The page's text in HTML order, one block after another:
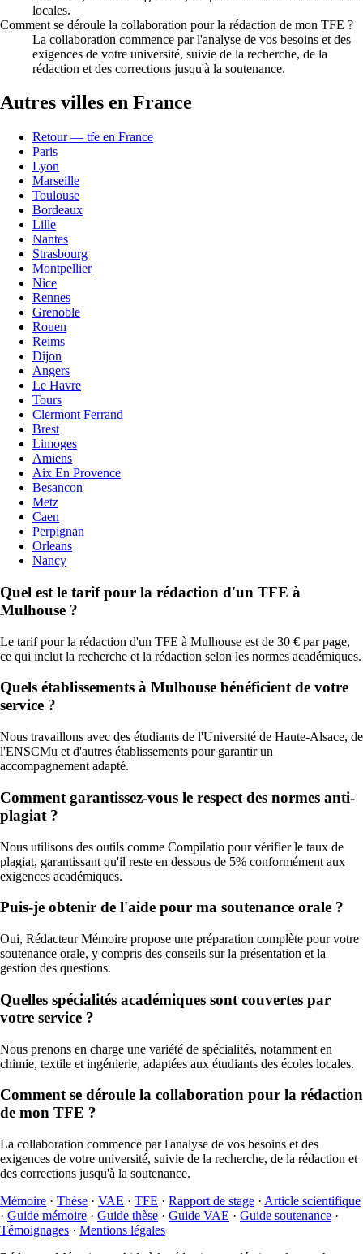
locales.
Comment se déroule la collaboration pour la rédaction de mon TFE ?
La collaboration commence par l'analyse de vos besoins et des
exigences de votre université, suivie de la recherche, de la
rédaction et des corrections jusqu'à la soutenance.
Autres villes en France
Retour — tfe en France
Paris
Lyon
Marseille
Toulouse
Bordeaux
Lille
Nantes
Strasbourg
Montpellier
Nice
Rennes
Grenoble
Rouen
Reims
Dijon
Angers
Le Havre
Tours
Clermont Ferrand
Brest
Limoges
Amiens
Aix En Provence
Besancon
Metz
Caen
Perpignan
Orleans
Nancy
Quel est le tarif pour la rédaction d'un TFE à
Mulhouse ?
Le tarif pour la rédaction d'un TFE à Mulhouse est de 30 € par page,
ce qui inclut la recherche et la rédaction selon les normes académiques.
Quels établissements à Mulhouse bénéficient de votre
service ?
Nous travaillons avec des étudiants de l'Université de Haute-Alsace, de
l'ENSCMu et d'autres établissements pour garantir un
accompagnement adapté.
Comment garantissez-vous le respect des normes anti-
plagiat ?
Nous utilisons des outils comme Compilatio pour vérifier le taux de
plagiat, garantissant qu'il reste en dessous de 5% conformément aux
exigences académiques.
Puis-je obtenir de l'aide pour ma soutenance orale ?
Oui, Rédacteur Mémoire propose une préparation complète pour votre
soutenance orale, y compris des conseils sur la présentation et la
gestion des questions.
Quelles spécialités académiques sont couvertes par
votre service ?
Nous prenons en charge une variété de spécialités, notamment en
chimie, textile et ingénierie, adaptées aux étudiants des écoles locales.
Comment se déroule la collaboration pour la rédaction
de mon TFE ?
La collaboration commence par l'analyse de vos besoins et des
exigences de votre université, suivie de la recherche, de la rédaction et
des corrections jusqu'à la soutenance.
Mémoire · Thèse · VAE · TFE · Rapport de stage · Article scientifique
· Guide mémoire · Guide thèse · Guide VAE · Guide soutenance ·
Témoignages · Mentions légales